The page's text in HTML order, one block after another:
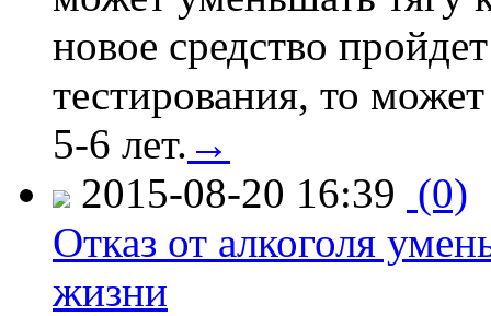
новое средство
тестирования, то
5-6 лет. →
2015-08-20 16:39 (0)
Отказ от алкоголя
жизни